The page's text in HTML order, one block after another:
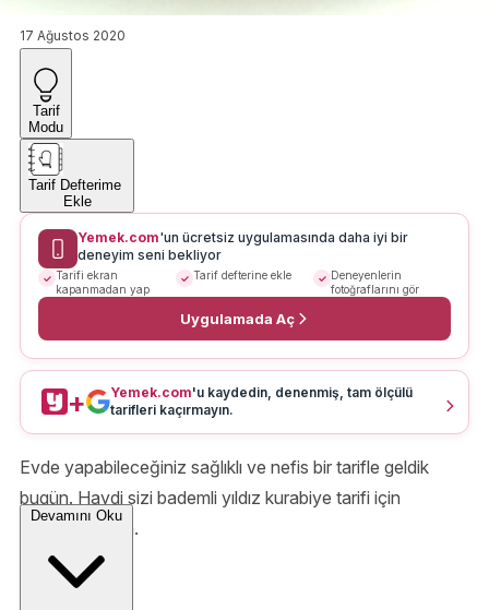
17 Ağustos 2020
Tarif
Modu
Tarif Defterime
Ekle
Yemek.com'un ücretsiz uygulamasında daha iyi bir
deneyim seni bekliyor
Tarifi ekran
kapanmadan yap
Tarif defterine ekle
Deneyenlerin
fotoğraflarını gör
Uygulamada Aç
+ Yemek.com'u kaydedin, denenmiş, tam ölçülü
tarifleri kaçırmayın.
Evde yapabileceğiniz sağlıklı ve nefis bir tarifle geldik
bugün. Haydi sizi bademli yıldız kurabiye tarifi için
mutfağa alalım.
Devamını Oku